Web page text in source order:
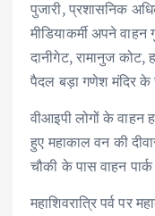
पुजारी, प्रशासनिक
मीडियाकर्मी अपने
दानीगेट, रामानुज कोट,
पैदल बड़ा गणेश मंदिर के
वीआइपी लोगों के वाहन
हुए महाकाल वन की
चौकी के पास वाहन
महाशिवरात्रि पर्व पर